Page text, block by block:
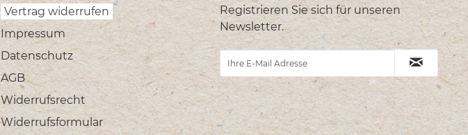
Vertrag widerrufen
Impressum
Datenschutz
AGB
Widerrufsrecht
Widerrufsformular
Registrieren Sie sich für unseren
Newsletter.